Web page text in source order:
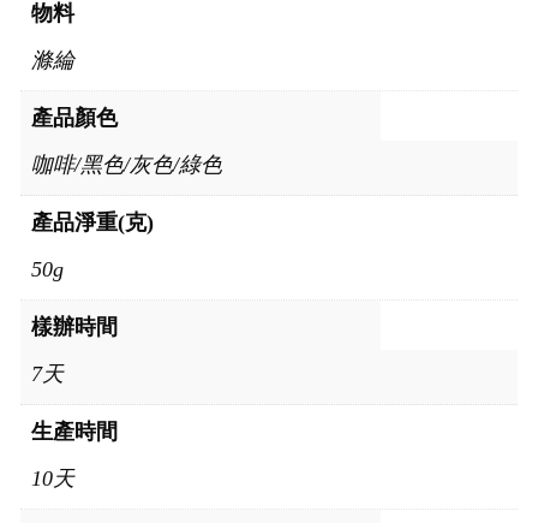
物料
滌綸
產品顏色
咖啡/黑色/灰色/綠色
產品淨重(克)
50g
樣辦時間
7天
生產時間
10天